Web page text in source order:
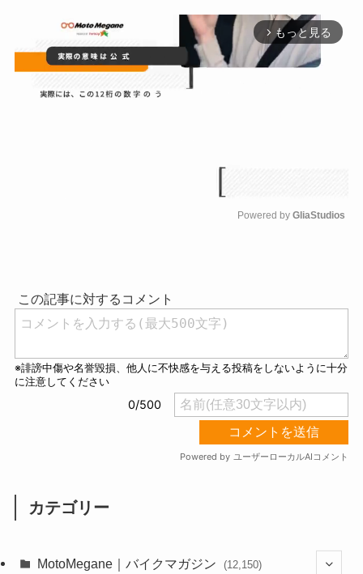
arrow_forward_ios もっと見る
Powered by GliaStudios
カテゴリー
MotoMegane｜バイクマガジン (12,150)